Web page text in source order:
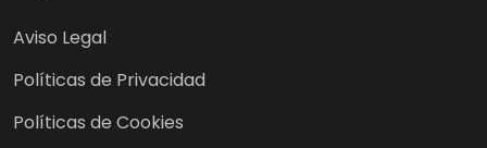
Aviso Legal
Políticas de Privacidad
Políticas de Cookies